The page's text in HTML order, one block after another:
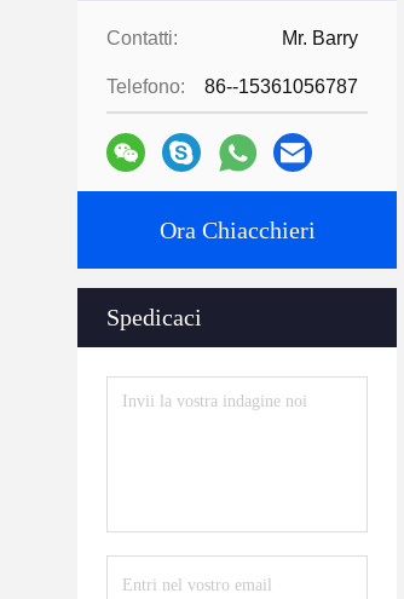
Contatti: Mr. Barry
Telefono: 86--15361056787
Ora Chiacchieri
Spedicaci